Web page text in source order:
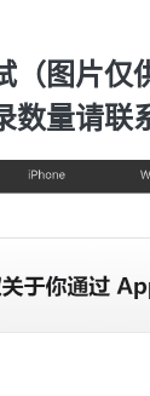
（图片仅
量请联